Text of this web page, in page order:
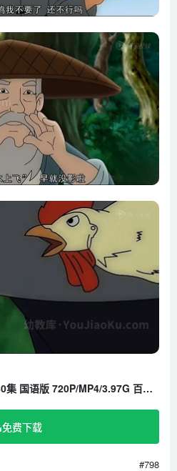
儿童动画片《芦荡金箭》全30集 国语版 720P/MP4/3.97G 百度云网盘下载
免费下载
#798